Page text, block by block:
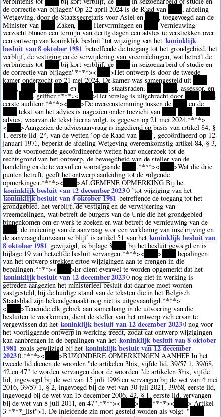
de correctie van bijlagen' Op 22 april 2024 is de Raad van
****, afdeling
Wetgeving, door de Staatssecretaris voor Asiel en
****, toegevoegd aan de
Minister van
Zaken, Hervormingen en ****Vernieuwing
verzocht binnen een termijn van dertig dagen een advies te verstrekken over
een ontwerp van koninklijk besluit `tot wijziging van het koninklijk
besluit van 8 oktober 1981 betreffende de toegang tot het grondgebied, het
verblijf, de vestiging en de verwijdering van vreemdelingen, wat betreft de
verbintenis tot
bij kort verblijf, de
in seizoenarbeid of studie en
de correctie van bijlagen'.****><
>Het ontwerp is door de tweede
kamer onderzocht op 21 mei 2024. De kamer was samengesteld uit
****, ****, en ****, staatsraden, ****, assessor, en
****, griffier.****>< >Het verslag is uitgebracht door ****,
eerste auditeur.****>< ****>De overeenstemming tussen de ****en de
tekst van het advies is nagezien onder toezicht van **** .
advies, waarvan de tekst hierna volgt, is gegeven op 21 mei 2024.****>
<
>Aangezien de adviesaanvraag is ingediend op basis van artikel 84, §
1, eerste lid, 2°, van de wetten `op de Raad van
****', gecoördineerd op 12
januari 1973, beperkt de afdeling Wetgeving overeenkomstig artikel 84, § 3,
van de voornoemde gecoördineerde wetten haar onderzoek tot de
rechtsgrond van het ontwerp, de bevoegdheid van de steller van de
handeling en de te vervullen voorafgaande
.****><
>Wat die drie
punten betreft, geeft het ontwerp aanleiding tot de volgende
opmerkingen.****>< >ALGEMENE OPMERKING Bij het
koninklijk besluit van 12 december 20230 `tot wijziging van het
koninklijk besluit van 8 oktober 1981betreffende de toegang tot het
grondgebied, het verblijf, de vestiging en de verwijdering van
vreemdelingen, wat betreft de burgers van de Unie die het grondgebied
binnenkomen om er werk te zoeken en wat betreft de vernieuwing van de
****, de indiening van de aanvraag voor een verklaring van inschrijving en
de aanvraag duurzaam verblijf' is artikel 51 van het koninklijk besluit van
8 oktober 1981 gewijzigd, is bijlage 3
bij het besluit gevoegd en is
bijlage 19 van hetzelfde besluit vervangen.****>< >
bepalingen
van het ontwerp strekken ertoe wijzigingen aan te brengen in die
bepalingen.****>< >Er dient evenwel te worden opgemerkt dat het
koninklijk besluit van 12 december 20230 nog niet in werking is
getreden aangezien het ministerieel besluit dat daartoe moet worden
vastgesteld, bij de huidige stand van de teksten die in het Belgisch
Staatsblad zijn bekendgemaakt nog niet is uitgevaardigd.****>
<
>Teneinde elk gebrek aan samenhang in de uitvoering van die
besluiten te voorkomen, dient de steller van het ontwerp zich ervan te
vergewissen dat het koninklijk besluit van 12 december 20230 nog voor
het voorliggende ontwerp in werking treedt, zodat dat ontwerp wijzigingen
kan aanbrengen in de bepalingen van het koninklijk besluit van 8 oktober
1981 zoals gewijzigd bij het koninklijk besluit van 12 december
20230.****><
>BIJZONDERE OPMERKINGEN AANHEF In het
tweede lid dienen de woorden "de artikelen 3bis, vijfde lid, 39/57 1, 39/68,
42 en 47" te worden vervangen door de woorden "de artikelen 3bis, vijfde
lid, ingevoegd bij de wet van 15 juli 1996 en vervangen bij de wet van 4 mei
2016, 39/57 1, § 2, ingevoegd bij de wet van 30 juli 2021, 39/68, eerste lid,
ingevoegd bij de wet van 15 december 2006, 42, § 1, eerste lid, vervangen
bij de wet van 8 juli 2011, en 47".****>< > ****><
> Artikel
3 **** _list">1. De inleidende zin moet gesteld worden als volgt: "